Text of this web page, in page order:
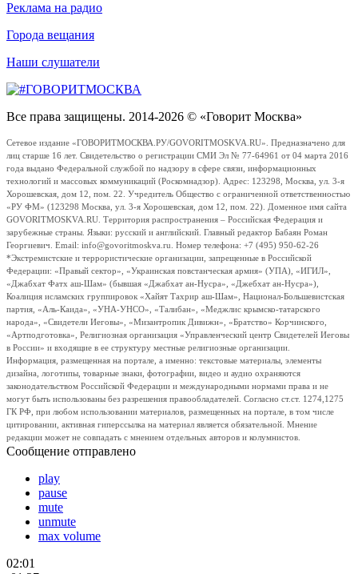
Реклама на радио
Города вещания
Наши слушатели
Все права защищены. 2014-2026 © «Говорит Москва»
Сетевое издание «ГОВОРИТМОСКВА.РУ/GOVORITMOSKVA.RU». Предназначено для
лиц старше 16 лет. Свидетельство о регистрации СМИ Эл № 77-64961 от 04 марта 2016
года выдано Федеральной службой по надзору в сфере связи, информационных
технологий и массовых коммуникаций (Роскомнадзор). Адрес: 123298, Москва, ул. 3-я
Хорошевская, дом 12, пом. 22. Учредитель Общество с ограниченной ответственностью
«РУ ФМ» (123298 Москва, ул. 3-я Хорошевская, дом 12, пом. 22). Доменное имя сайта
GOVORITMOSKVA.RU. Территория распространения – Российская Федерация и
зарубежные страны. Языки: русский и английский. Главный редактор Бабаян Роман
Георгиевич. Email: info@govoritmoskva.ru. Номер телефона: +7 (495) 950-62-26
*Экстремистские и террористические организации, запрещенные в Российской
Федерации: «Правый сектор», «Украинская повстанческая армия» (УПА), «ИГИЛ»,
«Джабхат Фатх аш-Шам» (бывшая «Джабхат ан-Нусра», «Джебхат ан-Нусра»),
Коалиция исламских группировок «Хайят Тахрир аш-Шам», Национал-Большевистская
партия, «Аль-Каида», «УНА-УНСО», «Талибан», «Меджлис крымско-татарского
народа», «Свидетели Иеговы», «Мизантропик Дивижн», «Братство» Корчинского,
«Артподготовка», Религиозная организация «Управленческий центр Свидетелей Иеговы
в России» и входящие в ее структуру местные религиозные организации.
Информация, размещенная на портале, а именно: текстовые материалы, элементы
дизайна, логотипы, товарные знаки, фотографии, видео и аудио охраняются
законодательством Российской Федерации и международными нормами права и не
могут быть использованы без разрешения правообладателей. Согласно ст.ст. 1274,1275
ГК РФ, при любом использовании материалов, размещенных на портале, в том числе
цитировании, активная гиперссылка на материал является обязательной. Мнение
редакции может не совпадать с мнением отдельных авторов и колумнистов.
Сообщение отправлено
play
pause
mute
unmute
max volume
02:01